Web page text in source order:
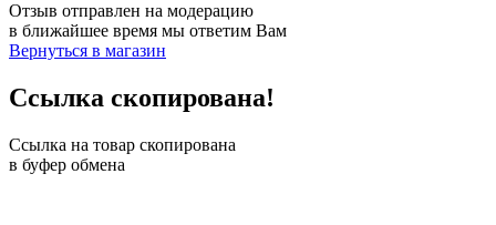
Отзыв отправлен на модерацию
в ближайшее время мы ответим Вам
Вернуться в магазин
Ссылка скопирована!
Ссылка на товар скопирована
в буфер обмена